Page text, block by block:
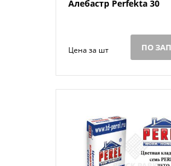
Алебастр Perfekta 30
Цена за шт ПО